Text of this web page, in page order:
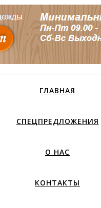
ГЛАВНАЯ
СПЕЦПРЕДЛОЖЕНИЯ
О НАС
КОНТАКТЫ